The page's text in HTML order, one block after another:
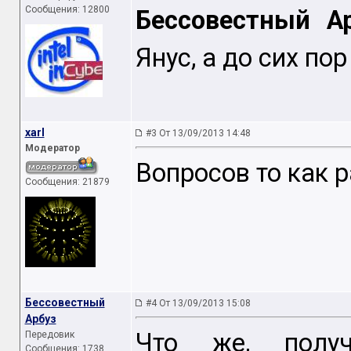
Сообщения: 12800
Бессовестный
Янус, а до сих
xarl
Модератор
Сообщения: 21879
#3 От 13/09/2013 14:48
Вопросов то как
Бессовестный
Арбуз
Передовик
Сообщения: 1738
#4 От 13/09/2013 15:08
Что же,